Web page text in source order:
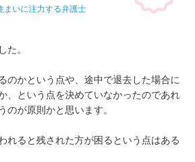
まいに注力する弁護士
た。
のかという点や、途中で退去した場合に
、という点を決めていなかったのであれ
のが原則かと思います。
れると残された方が困るという点はある